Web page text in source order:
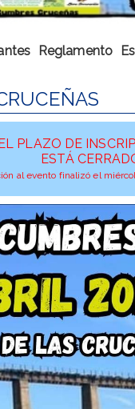
Reglamento
PLAZO DE
ESTÁ
al evento finalizó el